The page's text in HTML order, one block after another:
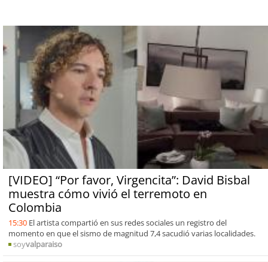
[VIDEO] “Por favor, Virgencita”: David Bisbal
muestra cómo vivió el terremoto en
Colombia
15:30 El artista compartió en sus redes sociales un registro del
momento en que el sismo de magnitud 7,4 sacudió varias localidades.
soyvalparaiso